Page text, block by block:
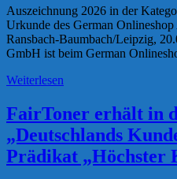
Auszeichnung 2026 in der
Urkunde des German
Ransbach-Baumbach/Leipzig,
GmbH ist beim German
Weiterlesen
FairToner erhält in
„Deutschlands
Prädikat „Höchster